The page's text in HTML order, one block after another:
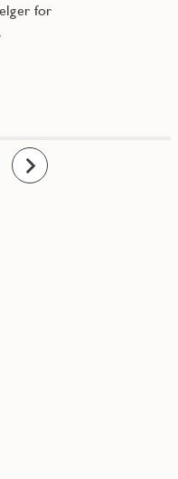
for
Fremover